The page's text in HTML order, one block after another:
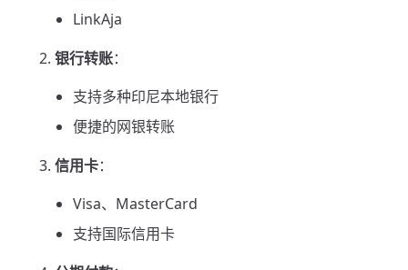
LinkAja
银行转账：
支持多种印尼本地银行
便捷的网银转账
信用卡：
Visa、MasterCard
支持国际信用卡